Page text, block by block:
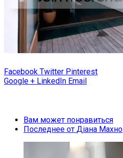
Facebook Twitter Pinterest
Google + LinkedIn Email
Вам может понравиться
Последнее от Діана Махно